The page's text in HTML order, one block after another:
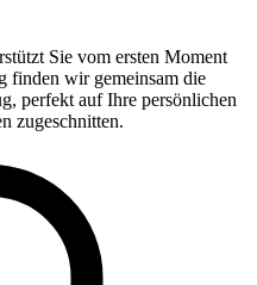
Sie vom ersten Moment
finden wir gemeinsam die
perfekt auf Ihre persönlichen
zugeschnitten.